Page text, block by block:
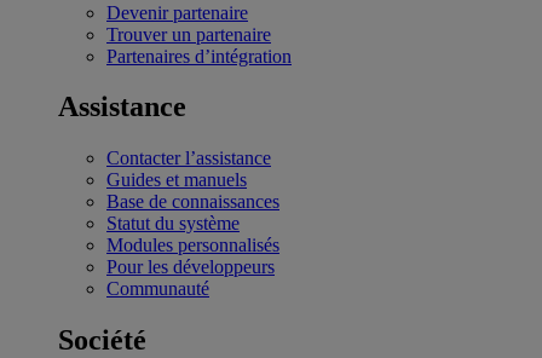
Devenir partenaire
Trouver un partenaire
Partenaires d’intégration
Assistance
Contacter l’assistance
Guides et manuels
Base de connaissances
Statut du système
Modules personnalisés
Pour les développeurs
Communauté
Société